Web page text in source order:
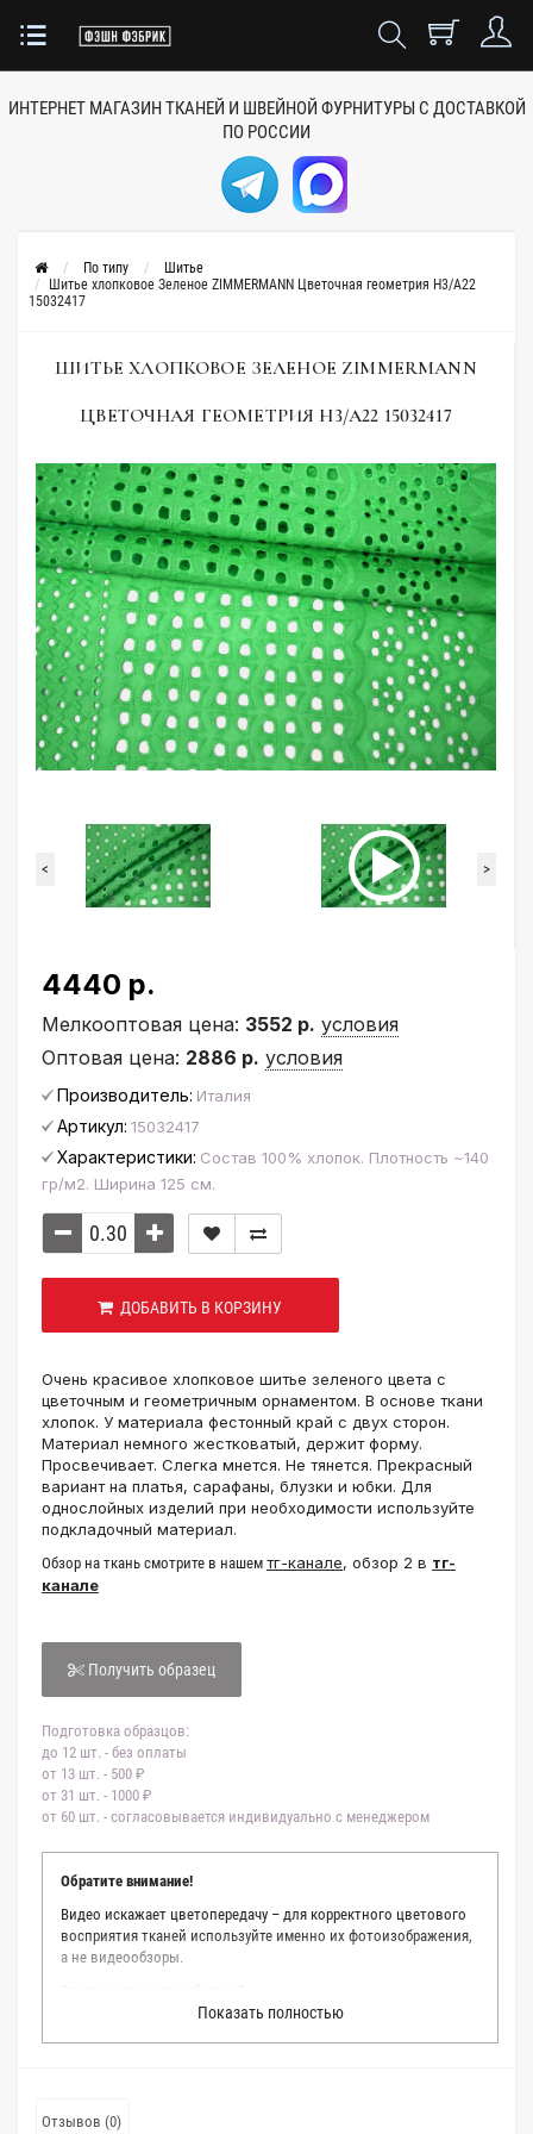
ИНТЕРНЕТ МАГАЗИН ТКАНЕЙ И ШВЕЙНОЙ ФУРНИТУРЫ С ДОСТАВКОЙ
ПО РОССИИ
По типу
Шитье
Шитье хлопковое Зеленое ZIMMERMANN Цветочная геометрия H3/A22
15032417
ШИТЬЕ ХЛОПКОВОЕ ЗЕЛЕНОЕ ZIMMERMANN
ЦВЕТОЧНАЯ ГЕОМЕТРИЯ H3/A22 15032417
< >
4440 р.
Мелкооптовая цена: 3552 р. условия
Оптовая цена: 2886 р. условия
Производитель: Италия
Артикул: 15032417
Характеристики: Состав 100% хлопок. Плотность ~140
гр/м2. Ширина 125 см.
ДОБАВИТЬ В КОРЗИНУ
Очень красивое хлопковое шитье зеленого цвета с
цветочным и геометричным орнаментом. В основе ткани
хлопок. У материала фестонный край с двух сторон.
Материал немного жестковатый, держит форму.
Просвечивает. Слегка мнется. Не тянется. Прекрасный
вариант на платья, сарафаны, блузки и юбки. Для
однослойных изделий при необходимости используйте
подкладочный материал.
Обзор на ткань смотрите в нашем тг-канале, обзор 2 в тг-
канале
Получить образец
Подготовка образцов:
до 12 шт. - без оплаты
от 13 шт. - 500 ₽
от 31 шт. - 1000 ₽
от 60 шт. - согласовывается индивидуально с менеджером
Обратите внимание!
Видео искажает цветопередачу – для корректного цветового
восприятия тканей используйте именно их фотоизображения,
а не видеообзоры.
Мы делаем все возможное, чтобы точно описать цвет каждой
ткани из нашего каталога. Мы осматриваем и фотографируем
Показать полностью
Отзывов (0)